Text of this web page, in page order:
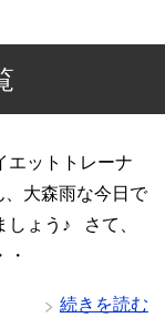
エットトレーナ
、大森雨な今日で
しょう♪ さて、
続きを読む